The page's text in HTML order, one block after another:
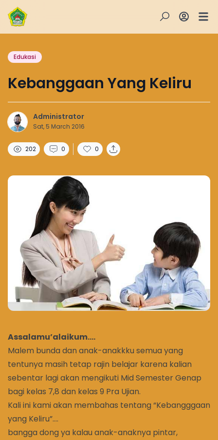
Edukasi
Kebanggaan Yang Keliru
Administrator
Sat, 5 March 2016
202 0 0
Assalamu’alaikum….
Malem bunda dan anak-anakkku semua yang
tentunya masih tetap rajin belajar karena kalian
sebentar lagi akan mengikuti Mid Semester Genap
bagi kelas 7,8 dan kelas 9 Pra Ujian.
Kali ini kami akan membahas tentang “Kebangggaan
yang Keliru”….
bangga dong ya kalau anak-anaknya pintar,